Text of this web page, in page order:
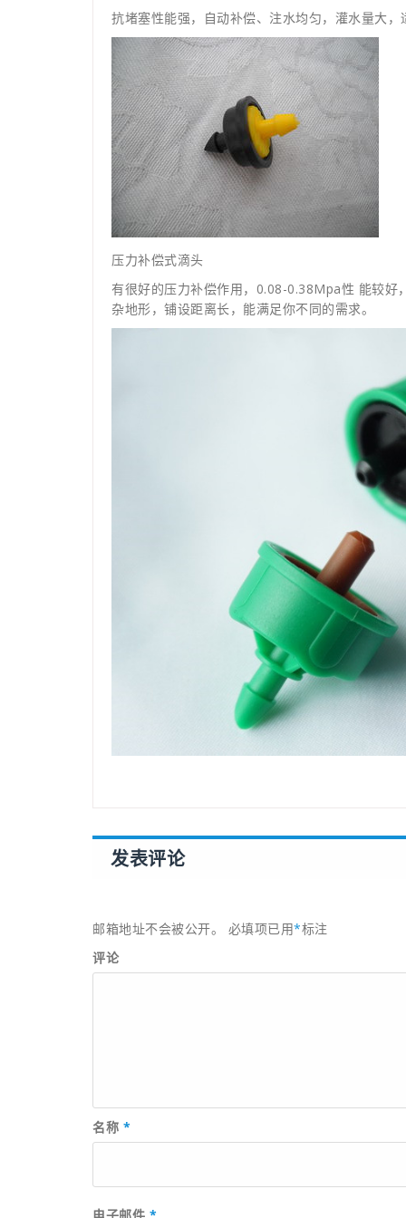
抗堵塞性能强，自动补偿、注水均匀，灌水量大
压力补偿式滴头
有很好的压力补偿作用，0.08-0.38Mpa性 能较好
杂地形，铺设距离长，能满足你不同的需求。
发表评论
邮箱地址不会被公开。 必填项已用*标注
评论
名称 *